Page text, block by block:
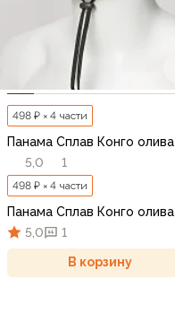
498 ₽ × 4 части
Панама Сплав Конго олива
5,0
1
498 ₽ × 4 части
Панама Сплав Конго олива
5,0
1
В корзину